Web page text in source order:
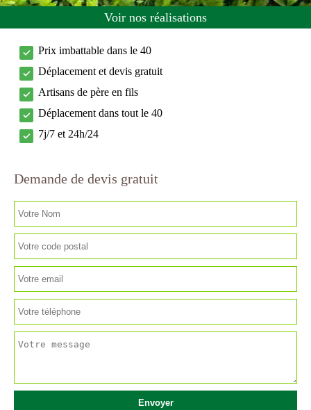
Voir nos réalisations
Prix imbattable dans le 40
Déplacement et devis gratuit
Artisans de père en fils
Déplacement dans tout le 40
7j/7 et 24h/24
Demande de devis gratuit